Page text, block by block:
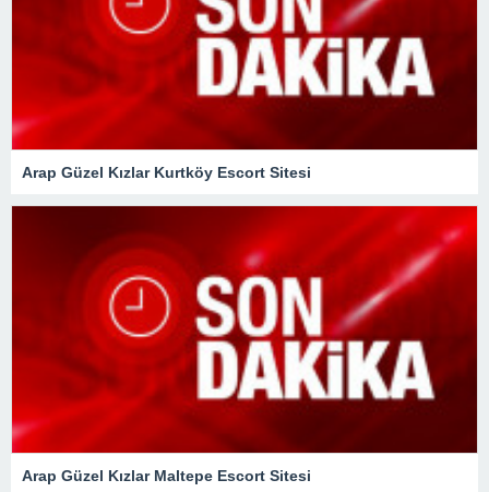
Arap Güzel Kızlar Kurtköy Escort Sitesi
Arap Güzel Kızlar Maltepe Escort Sitesi